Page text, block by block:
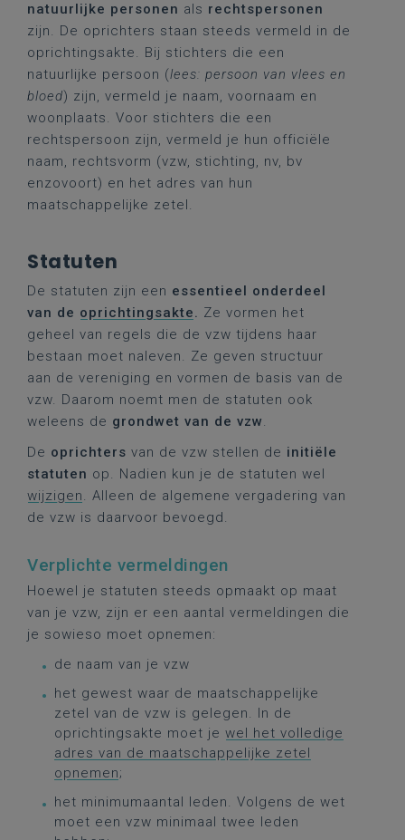
natuurlijke personen als rechtspersonen
zijn. De oprichters staan steeds vermeld in de
oprichtingsakte. Bij stichters die een
natuurlijke persoon (lees: persoon van vlees en
bloed) zijn, vermeld je naam, voornaam en
woonplaats. Voor stichters die een
rechtspersoon zijn, vermeld je hun officiële
naam, rechtsvorm (vzw, stichting, nv, bv
enzovoort) en het adres van hun
maatschappelijke zetel.
Statuten
De statuten zijn een essentieel onderdeel
van de oprichtingsakte. Ze vormen het
geheel van regels die de vzw tijdens haar
bestaan moet naleven. Ze geven structuur
aan de vereniging en vormen de basis van de
vzw. Daarom noemt men de statuten ook
weleens de grondwet van de vzw.
De oprichters van de vzw stellen de initiële
statuten op. Nadien kun je de statuten wel
wijzigen. Alleen de algemene vergadering van
de vzw is daarvoor bevoegd.
Verplichte vermeldingen
Hoewel je statuten steeds opmaakt op maat
van je vzw, zijn er een aantal vermeldingen die
je sowieso moet opnemen:
de naam van je vzw
het gewest waar de maatschappelijke
zetel van de vzw is gelegen. In de
oprichtingsakte moet je wel het volledige
adres van de maatschappelijke zetel
opnemen;
het minimumaantal leden. Volgens de wet
moet een vzw minimaal twee leden